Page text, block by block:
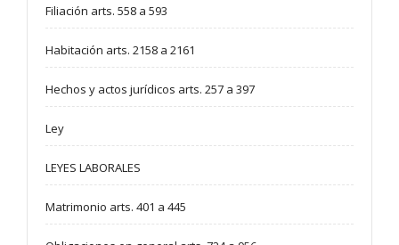
Filiación arts. 558 a 593
Habitación arts. 2158 a 2161
Hechos y actos jurídicos arts. 257 a 397
Ley
LEYES LABORALES
Matrimonio arts. 401 a 445